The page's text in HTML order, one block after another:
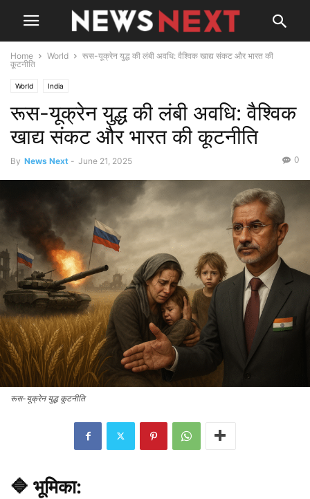
Home World
रूस-यूक्रेन युद्ध की लंबी अवधि: वैश्विक खाद्य संकट और भारत की
कूटनीति
World India
रूस-यूक्रेन युद्ध की लंबी अवधि: वैश्विक
खाद्य संकट और भारत की कूटनीति
By News Next - June 21, 2025 0
रूस-यूक्रेन युद्ध कूटनीति
🔷 भूमिका: